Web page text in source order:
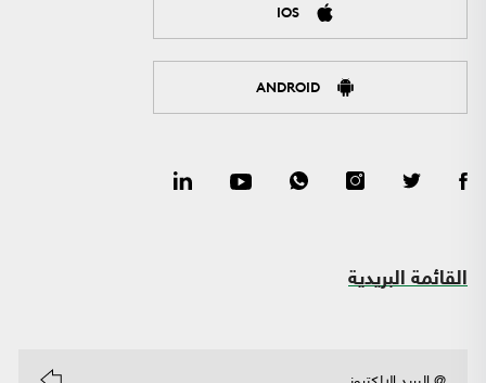
IOS
ANDROID
القائمة البريدية